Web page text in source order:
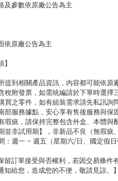
及參數依原廠公告為主
依原廠公告為主
】
提到相關產品資訊，內容都可能依原
稅附發票，如需統編請於下單時選擇
買之零件，如有組裝需求請先私訊詢
部服務據點，安心享有售後服務與保
瑕疵，請保持完整包含外盒、本體與
並非試用期】，非新品不良（無瑕疵
：週一 ~ 週五（星期六/日、國定假日
訂單接受與否權利，若因交易條件
知給您，造成您的不便，敬請見諒。